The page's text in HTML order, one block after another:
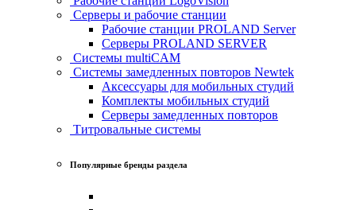
Серверы и рабочие станции
Рабочие станции PROLAND Server
Серверы PROLAND SERVER
Системы multiCAM
Системы замедленных повторов Newtek
Аксессуары для мобильных студий
Комплекты мобильных студий
Серверы замедленных повторов
Титровальные системы
Популярные бренды раздела